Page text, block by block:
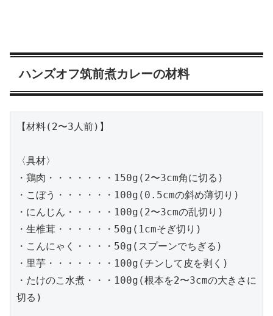
ハンズオフ筑前煮カレーの材料
【材料(2〜3人前)】
〈具材〉
・鶏肉・・・・・・・150g(2〜3cm角に切る)
・こぼう・・・・・・100g(0.5cmの斜め薄切り)
・にんじん・・・・・100g(2〜3cmの乱切り)
・生椎茸・・・・・・50g(1cmそぎ切り)
・こんにゃく・・・・50g(スプーンでちぎる)
・里芋・・・・・・・100g(チンして皮を剥く)
・たけのこ水煮・・・100g(根本を2〜3cmの大きさに
切る)